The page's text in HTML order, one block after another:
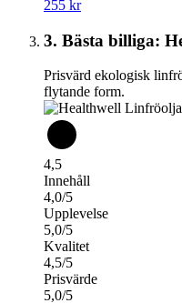
255 kr
3. Bästa billiga:
Prisvärd ekologisk
flytande form.
4,5
Innehåll
4,0/5
Upplevelse
5,0/5
Kvalitet
4,5/5
Prisvärde
5,0/5